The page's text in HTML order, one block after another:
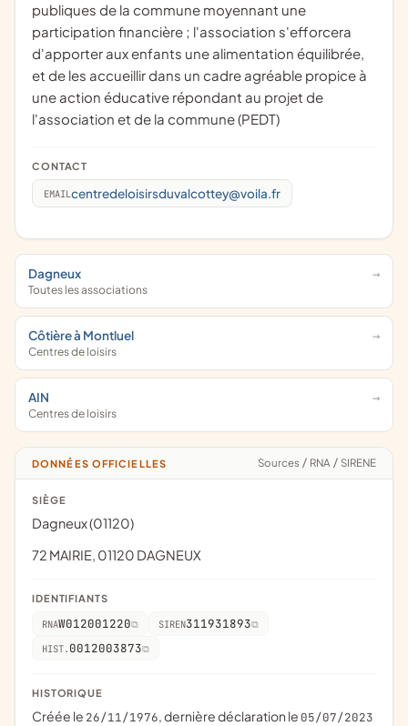
publiques de la commune moyennant une
participation financière ; l'association s'efforcera
d'apporter aux enfants une alimentation équilibrée,
et de les accueillir dans un cadre agréable propice à
une action éducative répondant au projet de
l'association et de la commune (PEDT)
CONTACT
EMAIL centredeloisirsduvalcottey@voila.fr
Dagneux
Toutes les associations
Côtière à Montluel
Centres de loisirs
AIN
Centres de loisirs
DONNÉES OFFICIELLES Sources / RNA / SIRENE
SIÈGE
Dagneux (01120)
72 MAIRIE, 01120 DAGNEUX
IDENTIFIANTS
RNAW012001220 SIREN311931893
HIST. 0012003873
HISTORIQUE
Créée le 26/11/1976, dernière déclaration le 05/07/2023